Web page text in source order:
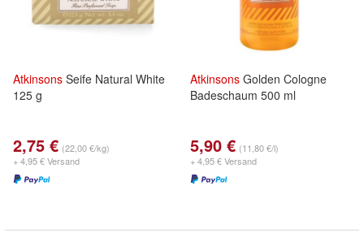
Atkinsons Seife Natural White
125 g
2,75 € (22,00 €/kg)
+ 4,95 € Versand
Atkinsons Golden Cologne
Badeschaum 500 ml
5,90 € (11,80 €/l)
+ 4,95 € Versand